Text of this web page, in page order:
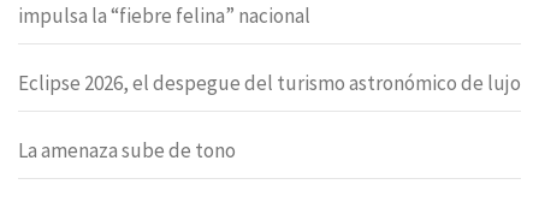
impulsa la “fiebre felina” nacional
Eclipse 2026, el despegue del turismo astronómico de lujo
La amenaza sube de tono